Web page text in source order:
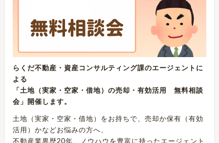
らくだ不動産・資産コンサルティング課のエージェントに
よる
「土地（実家・空家・借地）の売却・有効活用 無料相談
会」開催します。
土地（実家・空家・借地）をお持ちで、売却か保有（有効
活用）かなどお悩みの方へ、
不動産業界歴20年、ノウハウを豊富に持ったエージェント